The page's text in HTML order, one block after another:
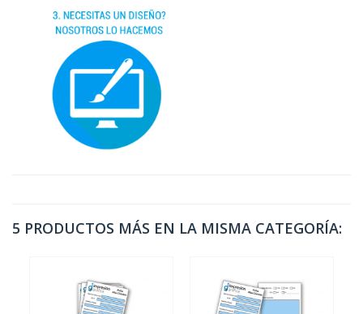
5 PRODUCTOS MÁS EN LA MISMA CATEGORÍA: